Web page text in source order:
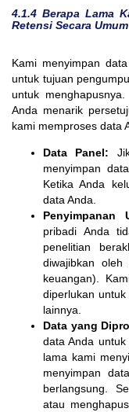
4.1.4 Berapa Lama
Retensi Secara Umum
Kami menyimpan
untuk tujuan
untuk
Anda menarik
kami memproses data
Data Panel:
menyimpan
Ketika Anda
data Anda.
Penyimpanan
pribadi Anda
penelitian
diwajibkan
keuangan).
diperlukan
lainnya.
Data yang
data Anda
lama kami
menyimpan
berlangsung.
atau